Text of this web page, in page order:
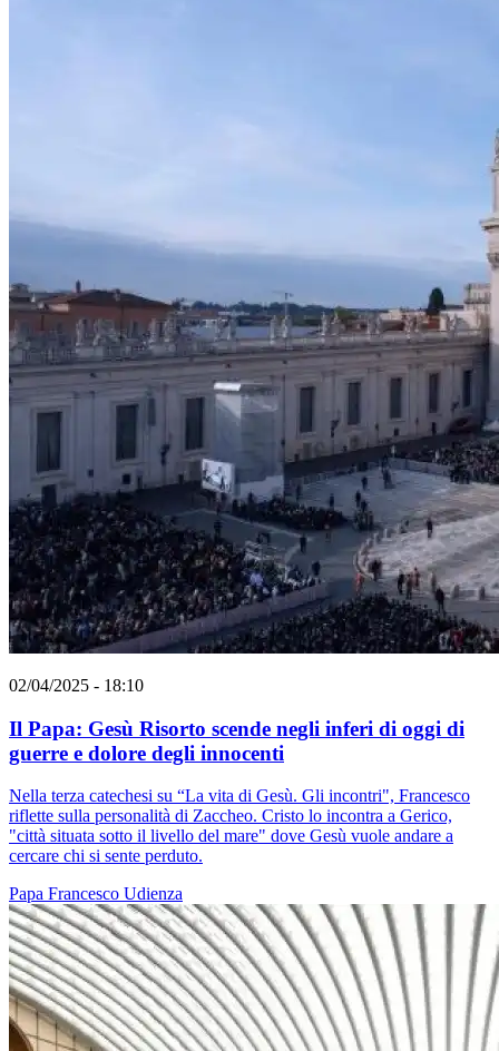
02/04/2025 - 18:10
Il Papa: Gesù Risorto scende negli inferi di oggi di
guerre e dolore degli innocenti
Nella terza catechesi su “La vita di Gesù. Gli incontri", Francesco
riflette sulla personalità di Zaccheo. Cristo lo incontra a Gerico,
"città situata sotto il livello del mare" dove Gesù vuole andare a
cercare chi si sente perduto.
Papa Francesco Udienza